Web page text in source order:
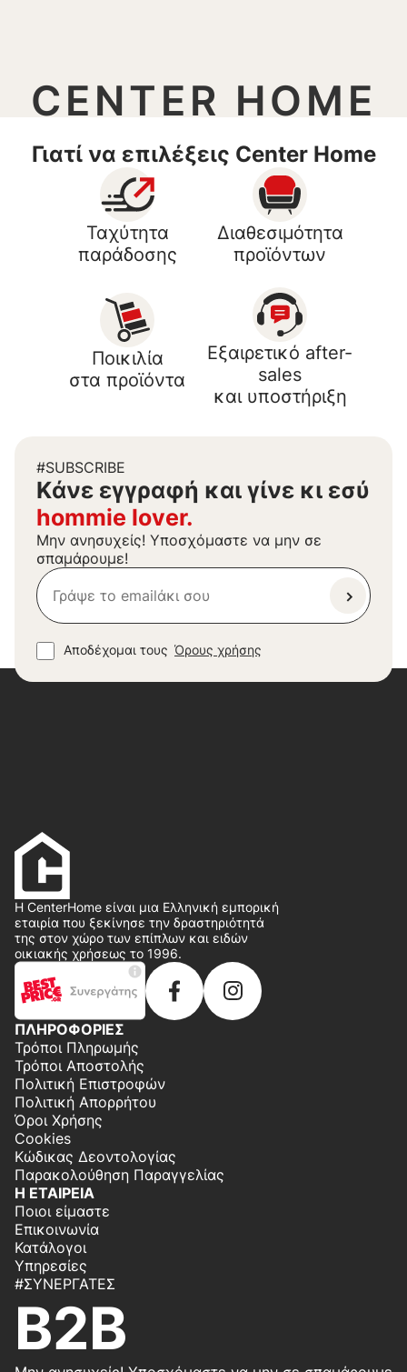
CENTER HOME
Γιατί να επιλέξεις Center Home
Ταχύτητα
παράδοσης
Διαθεσιμότητα
προϊόντων
Ποικιλία
στα προϊόντα
Εξαιρετικό after-
sales
και υποστήριξη
#SUBSCRIBE
Kάνε εγγραφή και γίνε κι εσύ
hommie lover.
Μην ανησυχείς! Υποσχόμαστε να μην σε
σπαμάρουμε!
Αποδέχομαι τους Όρους χρήσης
Η CenterHome είναι μια Ελληνική εμπορική
εταιρία που ξεκίνησε την δραστηριότητά
της στον χώρο των επίπλων και ειδών
οικιακής χρήσεως το 1996.
ΠΛΗΡΟΦΟΡΙΕΣ
Τρόποι Πληρωμής
Τρόποι Αποστολής
Πολιτική Επιστροφών
Πολιτική Απορρήτου
Όροι Χρήσης
Cookies
Κώδικας Δεοντολογίας
Παρακολούθηση Παραγγελίας
Η ΕΤΑΙΡΕΙΑ
Ποιοι είμαστε
Επικοινωνία
Κατάλογοι
Υπηρεσίες
#ΣΥΝΕΡΓΆΤΕΣ
B2B